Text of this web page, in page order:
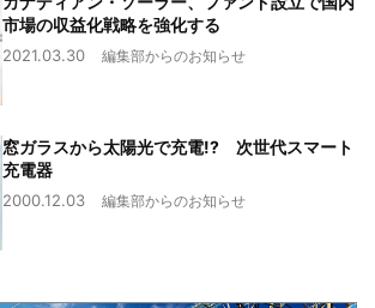
市場の収益化戦略を強化する
2021.03.30 編集部からのお知らせ
窓ガラスから太陽光で充電!? 次世代スマート
充電器
2000.12.03 編集部からのお知らせ